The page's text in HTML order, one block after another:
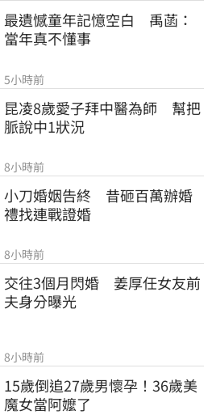
最遺憾童年記憶空白　禹菡：
當年真不懂事
5小時前
昆凌8歲愛子拜中醫為師　幫把
脈說中1狀況
8小時前
小刀婚姻告終　昔砸百萬辦婚
禮找連戰證婚
8小時前
交往3個月閃婚　姜厚任女友前
夫身分曝光
8小時前
15歲倒追27歲男懷孕！36歲美
魔女當阿嬤了